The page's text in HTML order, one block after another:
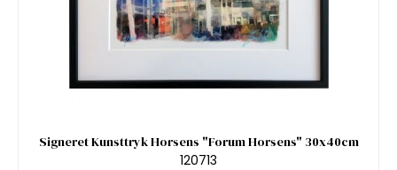
Signeret Kunsttryk Horsens "Forum Horsens" 30x40cm
120713